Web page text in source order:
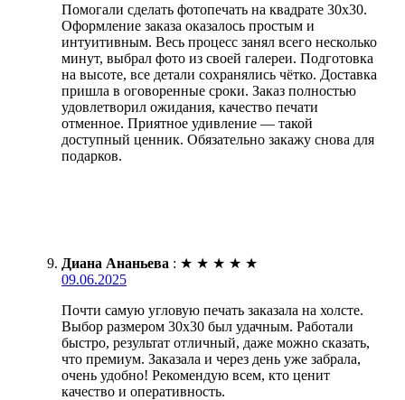
Помогали сделать фотопечать на квадрате 30х30.
Оформление заказа оказалось простым и
интуитивным. Весь процесс занял всего несколько
минут, выбрал фото из своей галереи. Подготовка
на высоте, все детали сохранялись чётко. Доставка
пришла в оговоренные сроки. Заказ полностью
удовлетворил ожидания, качество печати
отменное. Приятное удивление — такой
доступный ценник. Обязательно закажу снова для
подарков.
Диана Ананьева : ★ ★ ★ ★ ★
09.06.2025
Почти самую угловую печать заказала на холсте.
Выбор размером 30х30 был удачным. Работали
быстро, результат отличный, даже можно сказать,
что премиум. Заказала и через день уже забрала,
очень удобно! Рекомендую всем, кто ценит
качество и оперативность.